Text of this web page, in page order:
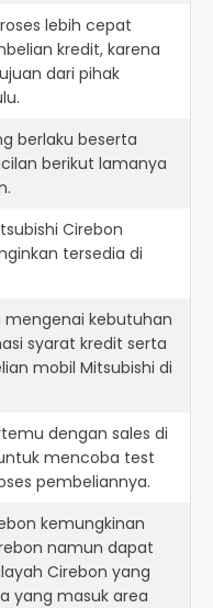
lebih cepat
kredit, karena
dari pihak
berlaku beserta
berikut lamanya
Cirebon
tersedia di
kebutuhan
syarat kredit serta
mobil Mitsubishi di
dengan sales di
mencoba test
pembeliannya.
kemungkinan
namun dapat
Cirebon yang
yang masuk area